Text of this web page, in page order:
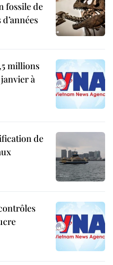
fossile de
millions
à
de